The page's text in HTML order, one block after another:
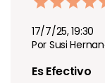
17/7/25, 19:30
Por Susi
Es Efectivo